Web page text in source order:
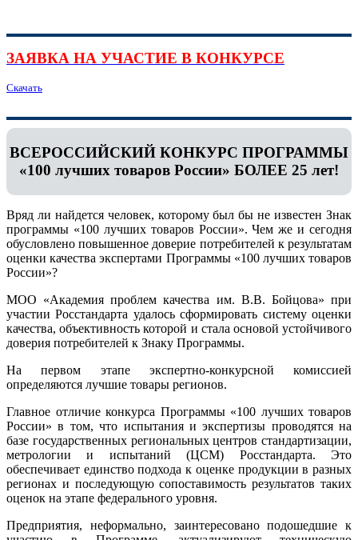
ЗАЯВКА НА УЧАСТИЕ В КОНКУРСЕ
Скачать
ВСЕРОССИЙСКИЙ КОНКУРС ПРОГРАММЫ
«100 лучших товаров России» БОЛЕЕ 25 лет!
Вряд ли найдется человек, которому был бы не известен Знак
программы «100 лучших товаров России». Чем же и сегодня
обусловлено повышенное доверие потребителей к результатам
оценки качества экспертами Программы «100 лучших товаров
России»?
МОО «Академия проблем качества им. В.В. Бойцова» при
участии Росстандарта удалось сформировать систему оценки
качества, объективность которой и стала основой устойчивого
доверия потребителей к Знаку Программы.
На первом этапе экспертно-конкурсной комиссией
определяются лучшие товары регионов.
Главное отличие конкурса Программы «100 лучших товаров
России» в том, что испытания и экспертизы проводятся на
базе государственных региональных центров стандартизации,
метрологии и испытаний (ЦCM) Росстандарта. Это
обеспечивает единство подхода к оценке продукции в разных
регионах и последующую сопоставимость результатов таких
оценок на этапе федерального уровня.
Предприятия, неформально, заинтересовано подошедшие к